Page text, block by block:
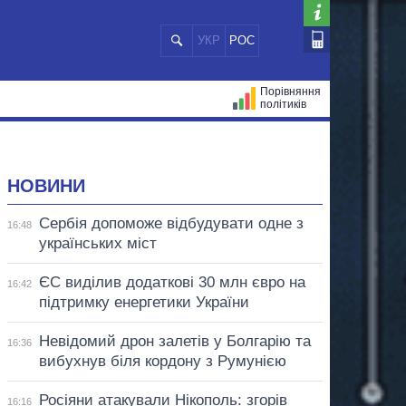
УКР РОС
Порівняння
політиків
НОВИНИ
16:48
Сербія допоможе відбудувати одне з
українських міст
16:42
ЄС виділив додаткові 30 млн євро на
підтримку енергетики України
16:36
Невідомий дрон залетів у Болгарію та
вибухнув біля кордону з Румунією
16:16
Росіяни атакували Нікополь: згорів